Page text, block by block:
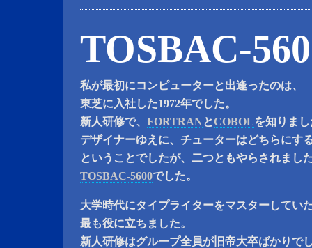
TOSBAC-
私が最初にコンピューターと出逢ったのは、
東芝に入社した1972年でした。
新人研修で、 FORTRANとCOBOLを知りま
デザイナーゆえに、チューターはどちらにす
ということでしたが、二つともやらされまし
TOSBAC-5600でした。
大学時代にタイプライターをマスターしてい
最も役に立ちました。
新人研修はグループ全員が旧帝大卒ばかりで